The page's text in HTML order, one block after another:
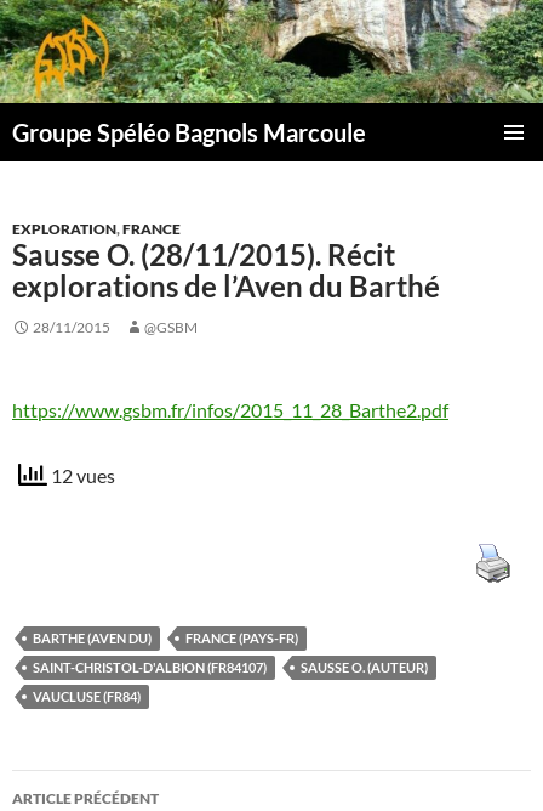
Aller
au
contenu
Groupe Spéléo Bagnols Marcoule
EXPLORATION,FRANCE
Sausse O. (28/11/2015). Récit
explorations de l’Aven du Barthé
28/11/2015 @GSBM
https://www.gsbm.fr/infos/2015_11_28_Barthe2.pdf
12 vues
BARTHE (AVEN DU)
FRANCE (PAYS-FR)
SAINT-CHRISTOL-D'ALBION (FR84107)
SAUSSE O. (AUTEUR)
VAUCLUSE (FR84)
Navigation
ARTICLE PRÉCÉDENT